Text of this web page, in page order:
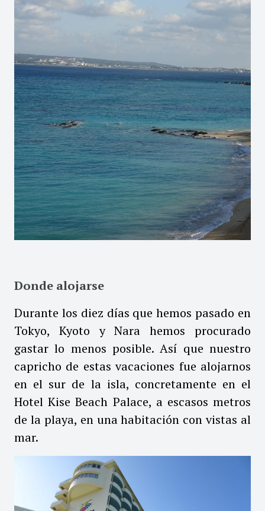
Donde alojarse
Durante los diez días que hemos pasado en
Tokyo, Kyoto y Nara hemos procurado
gastar lo menos posible. Así que nuestro
capricho de estas vacaciones fue alojarnos
en el sur de la isla, concretamente en el
Hotel Kise Beach Palace, a escasos metros
de la playa, en una habitación con vistas al
mar.